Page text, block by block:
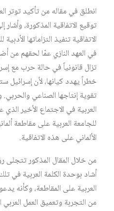
انطلق في مقاله من تأكيد توتر
توقيع الاتفاقية المذكورة، وأشار
الاتفاقية تنفيذ التزاماتها
في العهد النازي عمّا لحقهم من
تزال قانونياً في حالة حرب مع
خطراً يهدد كيانها، لأن
تقوية إنتاجها الصناعي
العربية في الاجتماع الأخير
للجامعة العربية على مقاطعة
الألماني على هذه الاتفاقية.
من خلال المقال المذكور تتجلى
أشاد بوحدة الكلمة العربية في
العربية على المقاطعة، وكأنه
من التجربة وتعميق العمل العربي